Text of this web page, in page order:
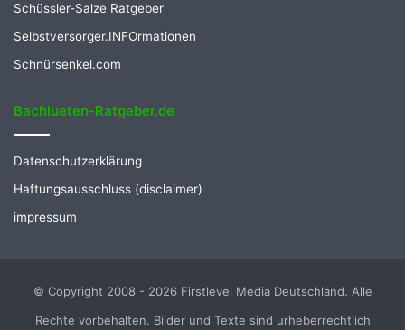
Schüssler-Salze Ratgeber
Selbstversorger.INFOrmationen
Schnürsenkel.com
Bachlueten-Ratgeber.de
Datenschutzerklärung
Haftungsausschluss (disclaimer)
impressum
© Copyright 2008 - 2026 Firstlevel Media Deutschland. Alle
Rechte vorbehalten. Bilder und Texte sind urheberrechtlich